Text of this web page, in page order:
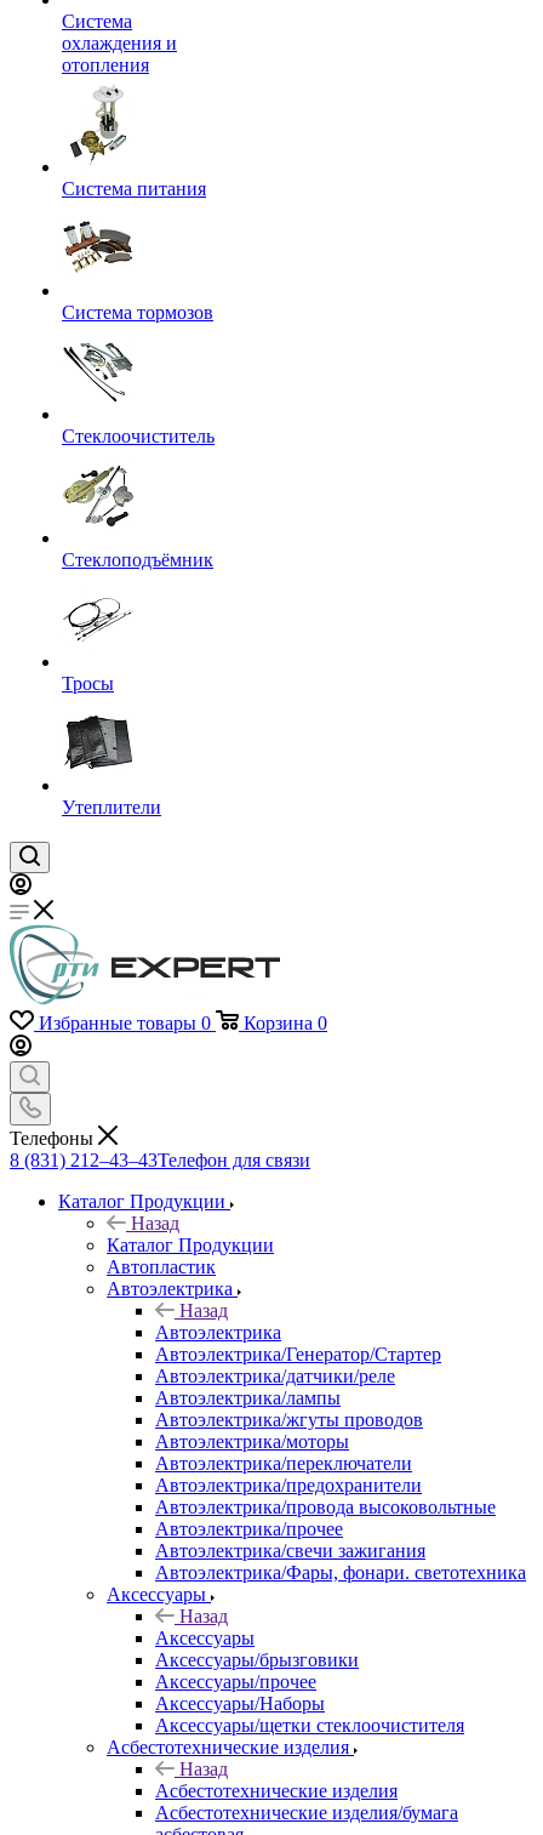
Система
охлаждения и
отопления
Система питания
Система тормозов
Стеклоочиститель
Стеклоподъёмник
Тросы
Утеплители
Избранные товары 0 Корзина 0
Телефоны
8 (831) 212–43–43Телефон для связи
Каталог Продукции
Назад
Каталог Продукции
Автопластик
Автоэлектрика
Назад
Автоэлектрика
Автоэлектрика/Генератор/Стартер
Автоэлектрика/датчики/реле
Автоэлектрика/лампы
Автоэлектрика/жгуты проводов
Автоэлектрика/моторы
Автоэлектрика/переключатели
Автоэлектрика/предохранители
Автоэлектрика/провода высоковольтные
Автоэлектрика/прочее
Автоэлектрика/свечи зажигания
Автоэлектрика/Фары, фонари. светотехника
Аксессуары
Назад
Аксессуары
Аксессуары/брызговики
Аксессуары/прочее
Аксессуары/Наборы
Аксессуары/щетки стеклоочистителя
Асбестотехнические изделия
Назад
Асбестотехнические изделия
Асбестотехнические изделия/бумага